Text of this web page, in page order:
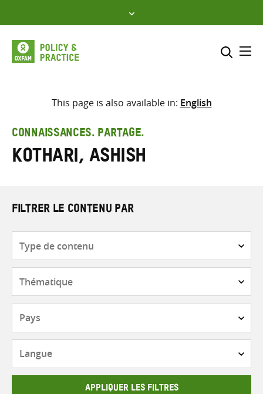
to
content
Sélectionner l’emplacement
Saisir
les
termes
This page is also available in: English
CONNAISSANCES. PARTAGE.
Kothari, Ashish
FILTRER LE CONTENU PAR
contenu
APPLIQUER LES FILTRES